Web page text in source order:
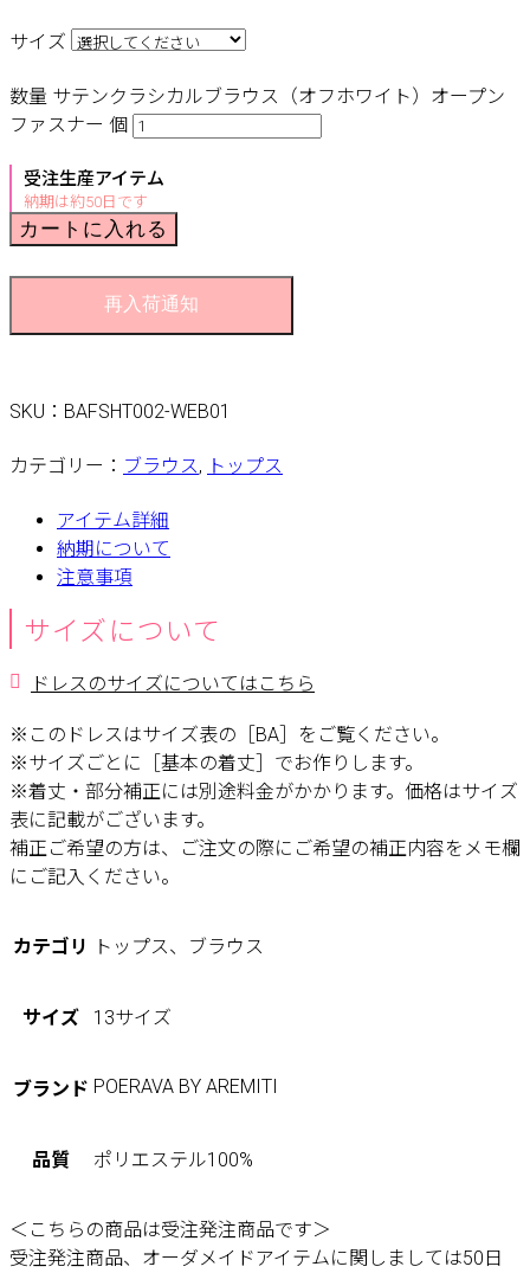
サイズ
数量 サテンクラシカルブラウス（オフホワイト）オープン
ファスナー 個
受注生産アイテム
納期は約50日です
カートに入れる
再入荷通知
SKU： BAFSHT002-WEB01
カテゴリー： ブラウス, トップス
アイテム詳細
納期について
注意事項
サイズについて
ドレスのサイズについてはこちら
※このドレスはサイズ表の［BA］をご覧ください。
※サイズごとに［基本の着丈］でお作りします。
※着丈・部分補正には別途料金がかかります。価格はサイズ
表に記載がございます。
補正ご希望の方は、ご注文の際にご希望の補正内容をメモ欄
にご記入ください。
カテゴリ トップス、ブラウス
サイズ 13サイズ
ブランド POERAVA BY AREMITI
品質 ポリエステル100%
＜こちらの商品は受注発注商品です＞
受注発注商品、オーダメイドアイテムに関しましては50日